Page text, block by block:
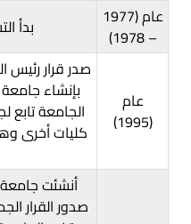
بدأ
عام (1977
– 1978)
بإنشاء
الجامعة تابع
كليات أخرى
عام
(1995)
أنشئت